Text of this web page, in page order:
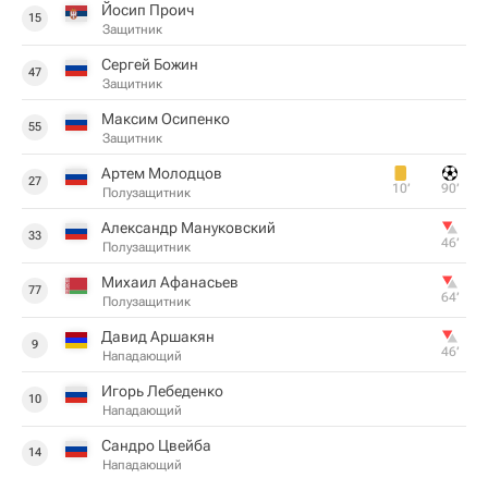
15 Йосип Проич
Защитник
47 Сергей Божин
Защитник
55 Максим Осипенко
Защитник
27 Артем Молодцов
Полузащитник 10‎’‎ 90‎’‎
33 Александр Мануковский
Полузащитник 46‎’‎
77 Михаил Афанасьев
Полузащитник 64‎’‎
9 Давид Аршакян
Нападающий 46‎’‎
10 Игорь Лебеденко
Нападающий
14 Сандро Цвейба
Нападающий